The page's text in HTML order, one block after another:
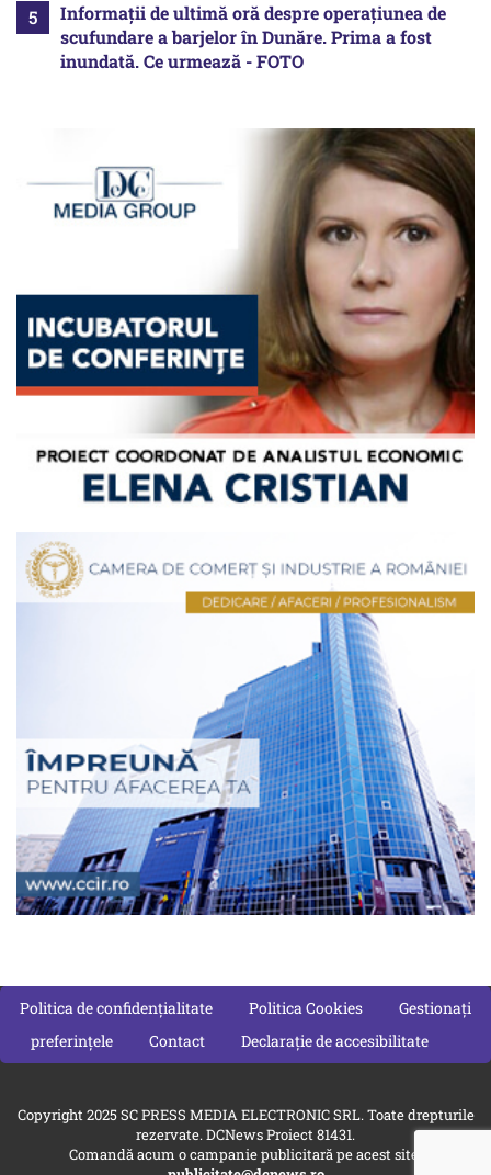
Informații de ultimă oră despre operațiunea de
scufundare a barjelor în Dunăre. Prima a fost
inundată. Ce urmează - FOTO
Politica de confidențialitate Politica Cookies
Gestionați
preferințele
Contact Declarație de accesibilitate
Copyright 2025 SC PRESS MEDIA ELECTRONIC SRL. Toate drepturile
rezervate. DCNews Proiect 81431.
Comandă acum o campanie publicitară pe acest site: